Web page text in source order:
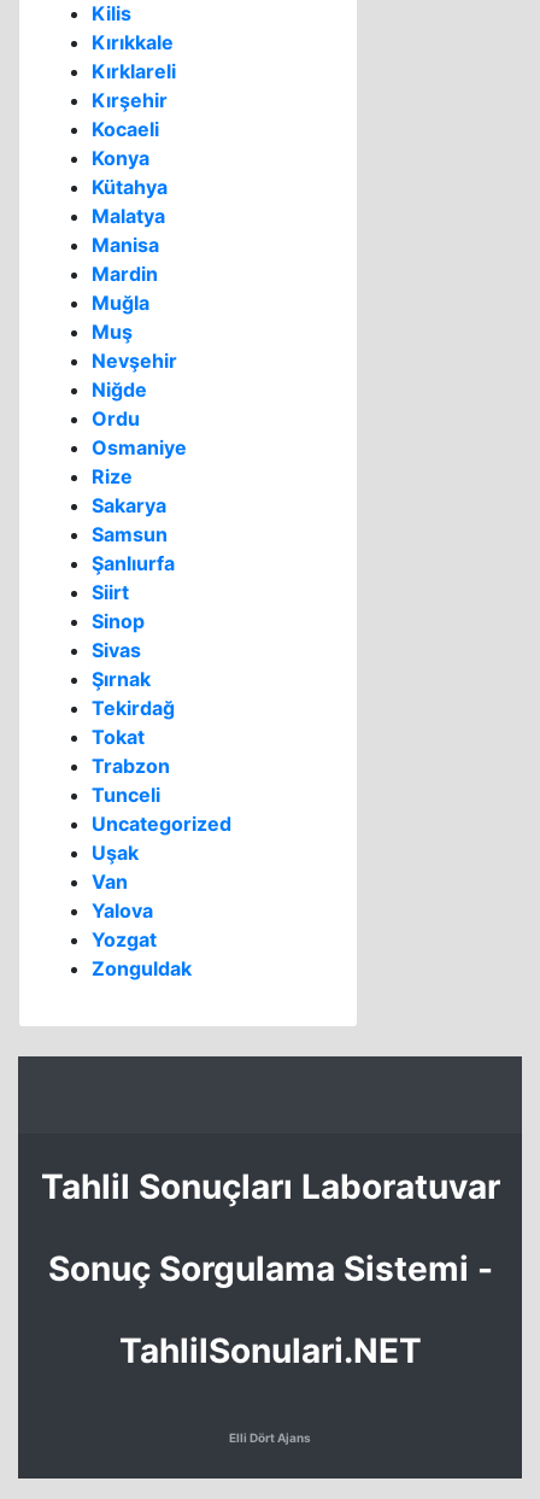
Kilis
Kırıkkale
Kırklareli
Kırşehir
Kocaeli
Konya
Kütahya
Malatya
Manisa
Mardin
Muğla
Muş
Nevşehir
Niğde
Ordu
Osmaniye
Rize
Sakarya
Samsun
Şanlıurfa
Siirt
Sinop
Sivas
Şırnak
Tekirdağ
Tokat
Trabzon
Tunceli
Uncategorized
Uşak
Van
Yalova
Yozgat
Zonguldak
Tahlil Sonuçları Laboratuvar
Sonuç Sorgulama Sistemi -
TahlilSonulari.NET
Elli Dört Ajans